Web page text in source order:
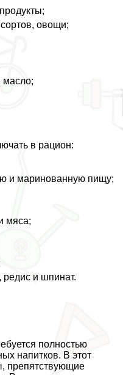
овощи;
масло;
в рацион:
и маринованную пищу;
мяса;
редис и шпинат.
полностью
напитков. В этот
препятствующие